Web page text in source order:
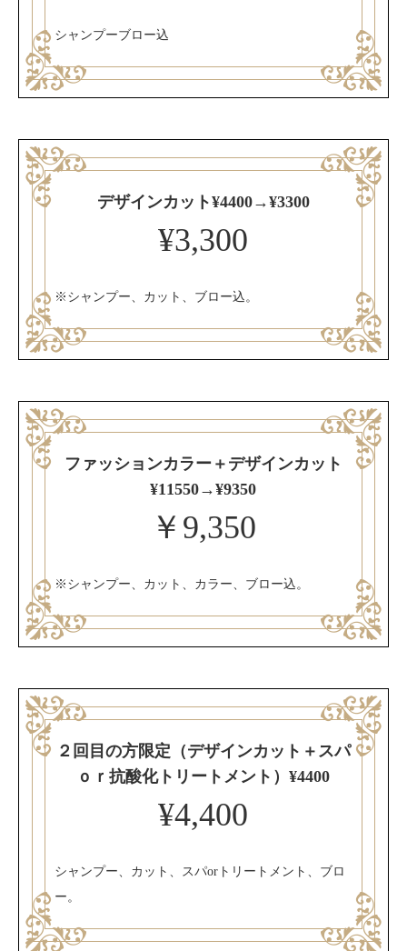
シャンプーブロー込
デザインカット¥4400→¥3300
¥3,300
※シャンプー、カット、ブロー込。
ファッションカラー＋デザインカット
¥11550→¥9350
￥9,350
※シャンプー、カット、カラー、ブロー込。
２回目の方限定（デザインカット＋スパ
ｏｒ抗酸化トリートメント）¥4400
¥4,400
シャンプー、カット、スパorトリートメント、ブロ
ー。